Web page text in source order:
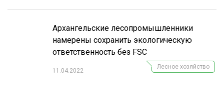
Архангельские лесопромышленники
намерены сохранить экологическую
ответственность без FSC
11.04.2022
Лесное хозяйство